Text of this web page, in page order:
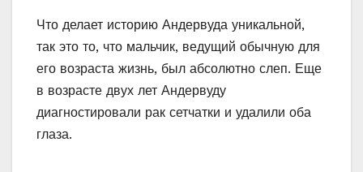
Что делает историю Андервуда уникальной,
так это то, что мальчик, ведущий обычную для
его возраста жизнь, был абсолютно слеп. Еще
в возрасте двух лет Андервуду
диагностировали рак сетчатки и удалили оба
глаза.